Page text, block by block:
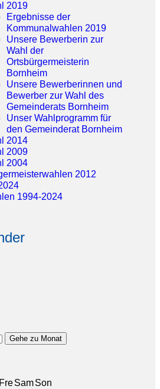
2019
Ergebnisse der
Kommunalwahlen 2019
Unsere Bewerberin zur
Wahl der
Ortsbürgermeisterin
Bornheim
Unsere Bewerberinnen und
Bewerber zur Wahl des
Gemeinderats Bornheim
Unser Wahlprogramm für
den Gemeinderat Bornheim
2014
2009
2004
2012
1994-2024
Gehe zu Monat
FreSamSon